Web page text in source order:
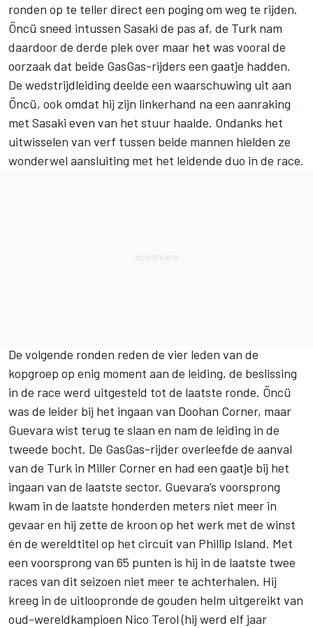
ronden op te teller direct een poging om weg te rijden.
Öncü sneed intussen Sasaki de pas af, de Turk nam
daardoor de derde plek over maar het was vooral de
oorzaak dat beide GasGas-rijders een gaatje hadden.
De wedstrijdleiding deelde een waarschuwing uit aan
Öncü, ook omdat hij zijn linkerhand na een aanraking
met Sasaki even van het stuur haalde. Ondanks het
uitwisselen van verf tussen beide mannen hielden ze
wonderwel aansluiting met het leidende duo in de race.
De volgende ronden reden de vier leden van de
kopgroep op enig moment aan de leiding, de beslissing
in de race werd uitgesteld tot de laatste ronde. Öncü
was de leider bij het ingaan van Doohan Corner, maar
Guevara wist terug te slaan en nam de leiding in de
tweede bocht. De GasGas-rijder overleefde de aanval
van de Turk in Miller Corner en had een gaatje bij het
ingaan van de laatste sector. Guevara’s voorsprong
kwam in de laatste honderden meters niet meer in
gevaar en hij zette de kroon op het werk met de winst
én de wereldtitel op het circuit van Phillip Island. Met
een voorsprong van 65 punten is hij in de laatste twee
races van dit seizoen niet meer te achterhalen. Hij
kreeg in de uitloopronde de gouden helm uitgereikt van
oud-wereldkampioen Nico Terol (hij werd elf jaar